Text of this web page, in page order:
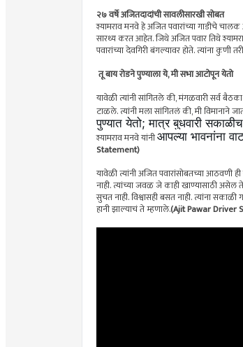
२७ वर्षे अजितदादांची सावलीसारखी सोबत
श्यामराव मनवे हे अजित पवारांच्या गाडीचे
सारथ्य करत आहेत. जिथे अजित पवार तिथे
पवारांच्या देवगिरी बंगल्यावर होते. त्यांना कुणी
तू बाय रोडने पुण्याला ये, मी सभा आटोपून येतो
यावेळी त्यांनी सांगितले की, मंगळवारी सर्व
टाळले. त्यांनी मला सांगितलं की, मी विमानाने
पुण्यात येतो; मात्र बुधवारी
श्यामराव मनवे यांनीआपल्या भावनांना
Statement)
यावेळी त्यांनी अजित पवारांसोबतच्या आठवणी
नाही. त्यांच्या जवळ जे काही खाण्यासाठी असेल
सुचत नाही. विश्वासही बसत नाही. त्यांना सकाळी
हानी झाल्याचं ते म्हणाले.(Ajit Pawar Driver